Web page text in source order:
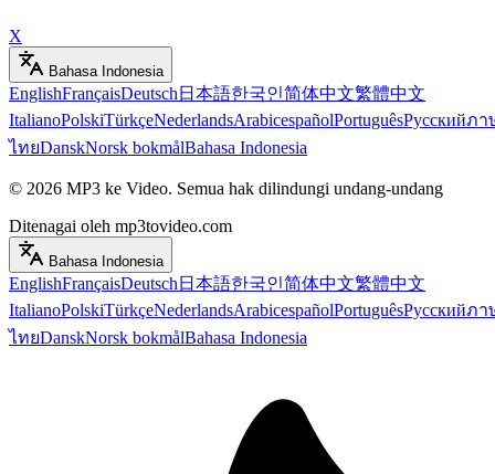
X
Bahasa Indonesia
EnglishFrançaisDeutsch 日本語한국인简体中文繁體中文
ItalianoPolskiTürkçeNederlandsArabicespañolPortuguêsРусскийภา
ไทยDanskNorsk bokmålBahasa Indonesia
© 2026 MP3 ke Video. Semua hak dilindungi undang-undang
Ditenagai oleh mp3tovideo.com
Bahasa Indonesia
EnglishFrançaisDeutsch 日本語한국인简体中文繁體中文
ItalianoPolskiTürkçeNederlandsArabicespañolPortuguêsРусскийภา
ไทยDanskNorsk bokmålBahasa Indonesia